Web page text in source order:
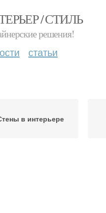
/ СТИЛЬ
решения!
статьи
в интерьере